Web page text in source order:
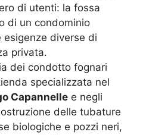
di utenti: la fossa
di un condominio
diverse di
privata.
dei condotto fognari
specializzata nel
Capannelle e negli
delle tubature
biologiche e pozzi neri,